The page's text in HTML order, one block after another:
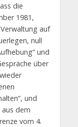
die
1981,
auf
null
und
über
und
dem
vom 4.